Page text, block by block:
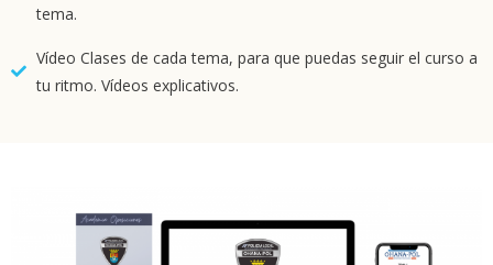
tema.
Vídeo Clases de cada tema, para que puedas seguir el curso a
tu ritmo. Vídeos explicativos.